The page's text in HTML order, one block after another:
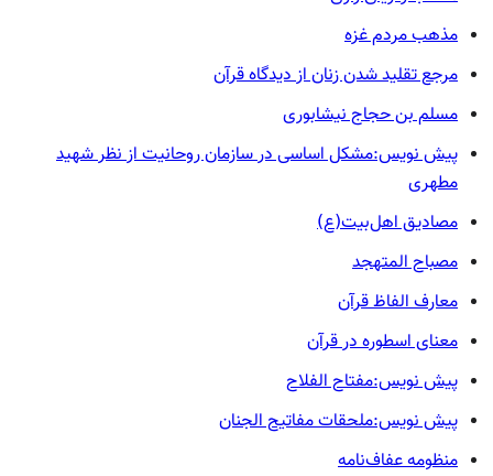
مذهب مردم غزه
مرجع تقلید شدن زنان از دیدگاه قرآن
مسلم بن حجاج نیشابوری
پیش نویس:مشکل اساسی در سازمان روحانیت از نظر شهید
مطهری
مصادیق اهل‌بیت(ع)
مصباح المتهجد
معارف الفاظ قرآن
معنای اسطوره در قرآن
پیش نویس:مفتاح الفلاح
پیش نویس:ملحقات مفاتیح الجنان
منظومه عفاف‌نامه